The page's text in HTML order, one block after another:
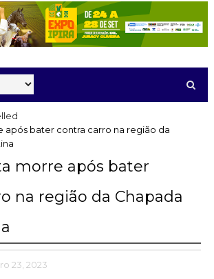
após bater contra carro na região da
morre após bater
na região da Chapada
23, 2023